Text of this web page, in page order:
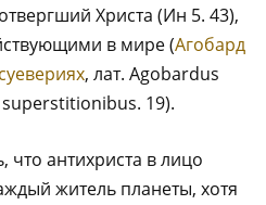
Христа (Ин 5. 43),
в мире (Агобард
, лат. Agobardus
19).
что антихриста в лицо
житель планеты, хотя